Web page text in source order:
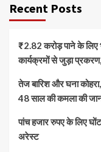
Recent Posts
₹2.82 करोड़ पाने के लिए
कार्यक्रमों से जुड़ा
तेज बारिश और घना
48 साल की कमला की
पांच हजार रुपए के लिए घोंट
अरेस्ट